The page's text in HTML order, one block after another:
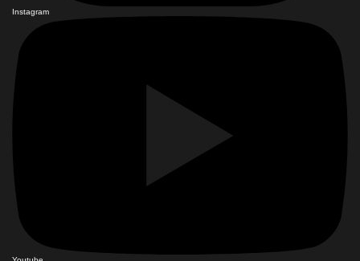
Instagram